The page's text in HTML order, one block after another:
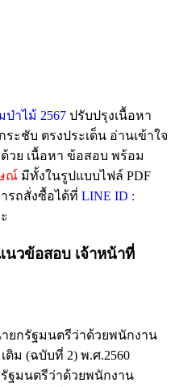
าไม้ 2567 ปรับปรุงเนื้อหา
ะชับ ตรงประเด็น อ่านเข้าใจ
วย เนื้อหา ข้อสอบ พร้อม
ณ์ มีทั้งในรูปแบบไฟล์ PDF
รถสั่งซื้อได้ที่ LINE ID :
นวข้อสอบ เจ้าหน้าที่
ยกรัฐมนตรีว่าด้วยพนักงาน
ติม (ฉบับที่ 2) พ.ศ.2560
ฐมนตรีว่าด้วยพนักงาน